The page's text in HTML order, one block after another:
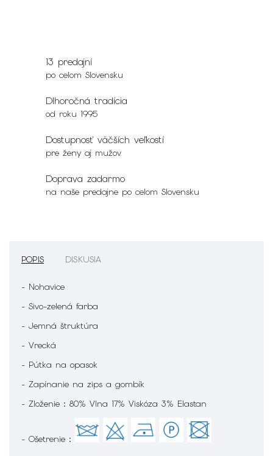
13 predajní
po celom Slovensku
Dlhoročná tradícia
od roku 1995
Dostupnosť väčších veľkostí
pre ženy aj mužov
Doprava zadarmo
na naše predajne po celom Slovensku
POPIS DISKUSIA
- Nohavice
- Sivo-zelená farba
- Jemná štruktúra
- Vrecká
- Pútka na opasok
- Zapínanie na zips a gombík
- Zloženie : 80% Vlna 17% Viskóza 3% Elastan
- Ošetrenie :